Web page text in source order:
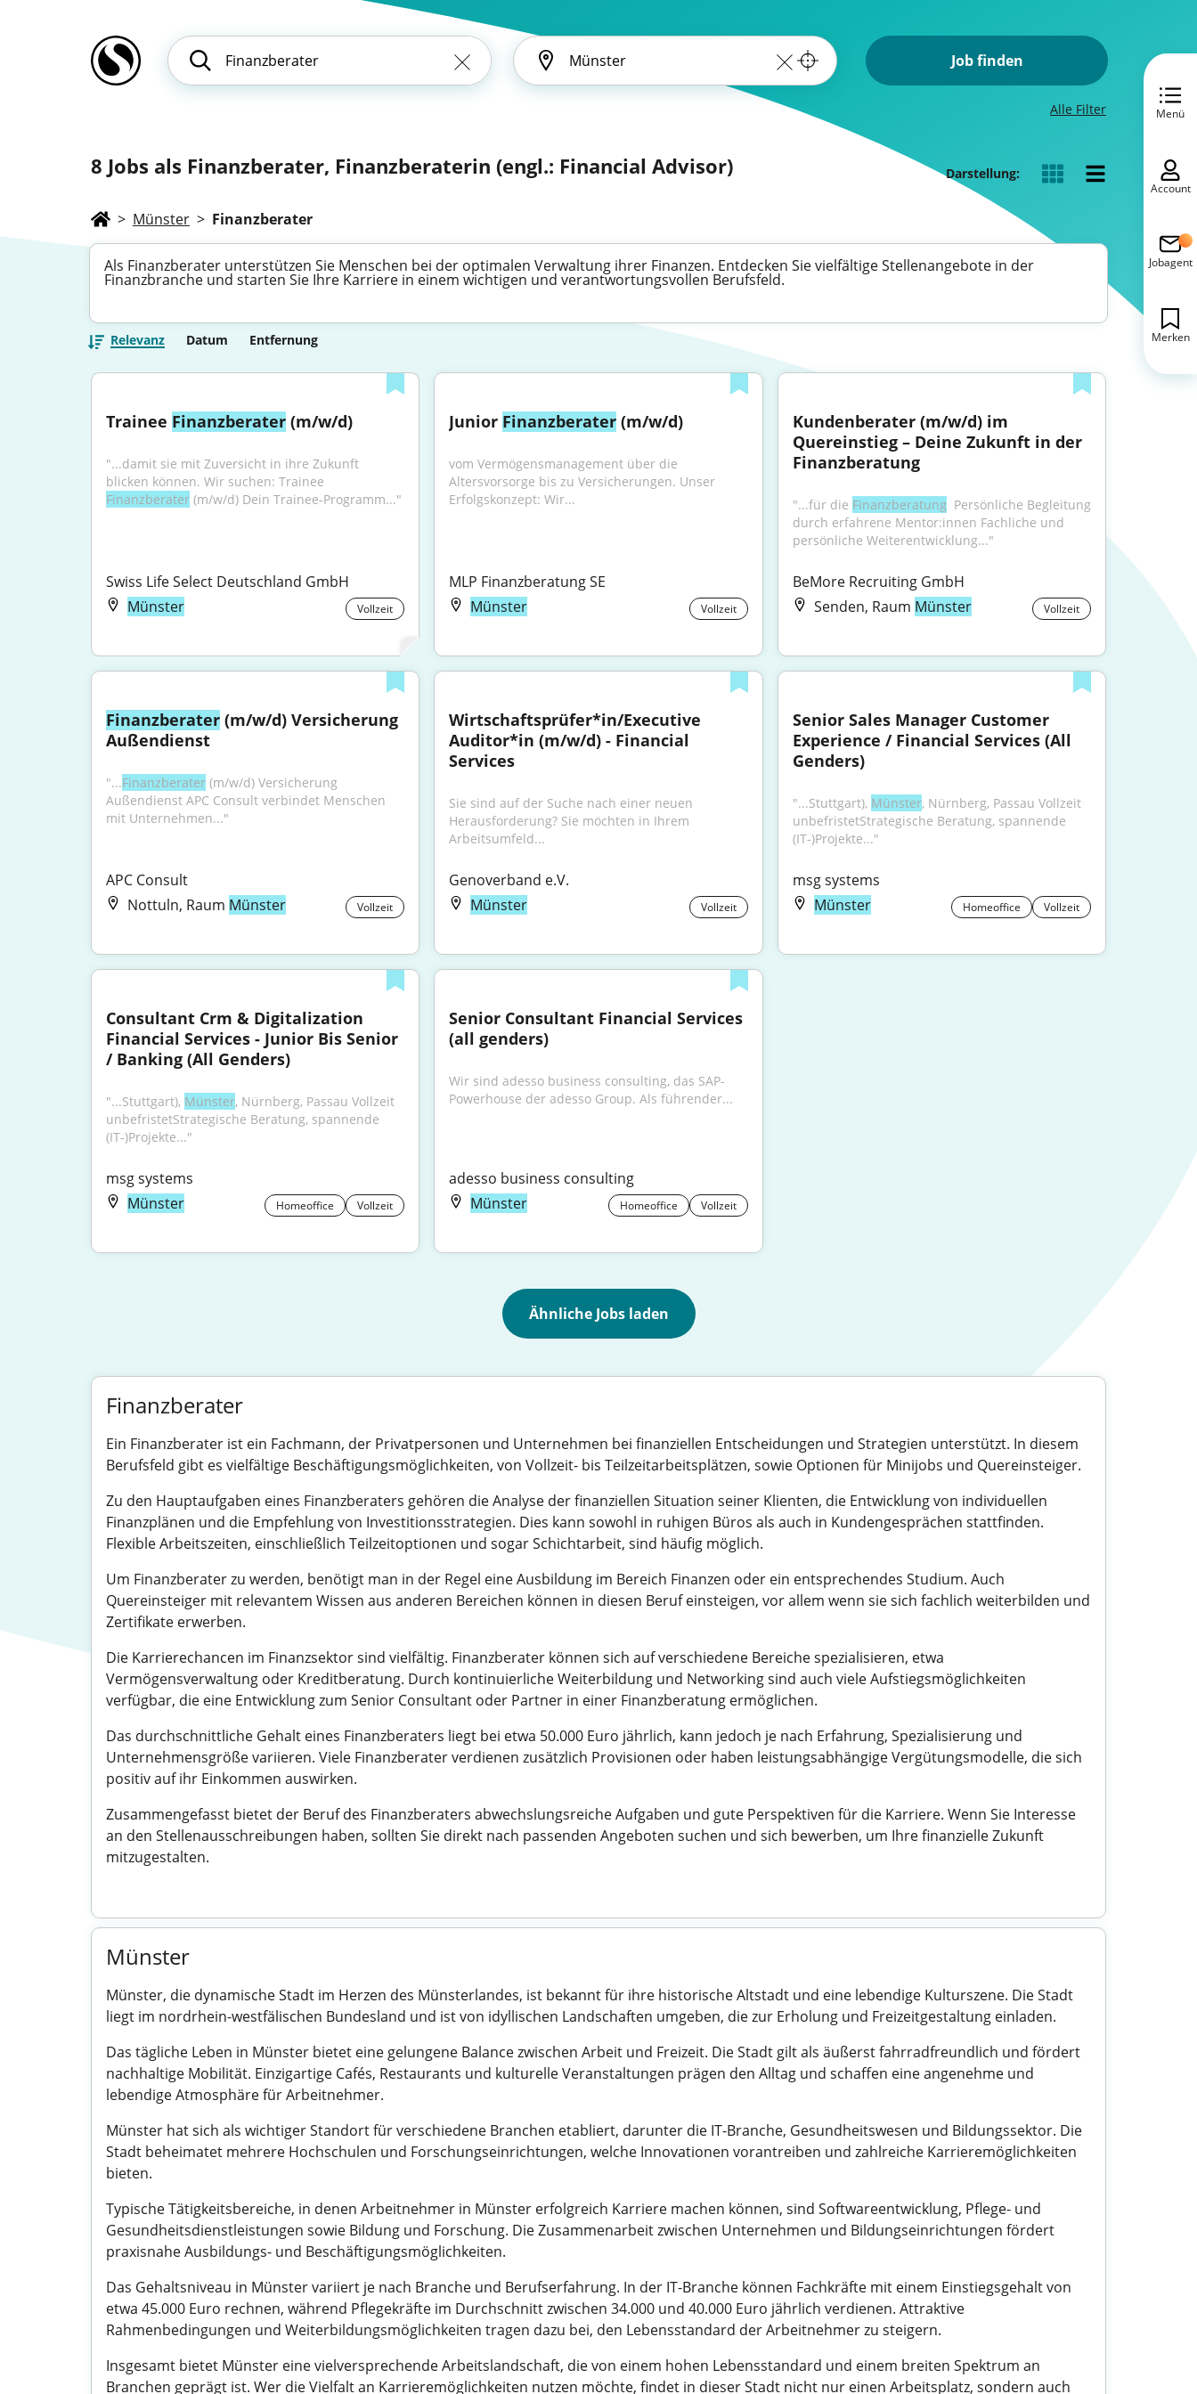
Job finden
Alle Filter
8 Jobs als Finanzberater, Finanzberaterin (engl.: Financial Advisor) Darstellung:
> Münster > Finanzberater
Als Finanzberater unterstützen Sie Menschen bei der optimalen Verwaltung ihrer Finanzen. Entdecken Sie vielfältige Stellenangebote in der
Finanzbranche und starten Sie Ihre Karriere in einem wichtigen und verantwortungsvollen Berufsfeld.
Relevanz Datum Entfernung
Trainee Finanzberater (m/w/d)
"...damit sie mit Zuversicht in ihre Zukunft
Finanzberater (m/w/d) Dein Trainee-Programm..."
Swiss Life Select Deutschland GmbH
Münster
Vollzeit
Junior Finanzberater (m/w/d)
vom Vermögensmanagement über die
Altersvorsorge bis zu Versicherungen. Unser
Erfolgskonzept: Wir...
MLP Finanzberatung SE
Münster
Vollzeit
Kundenberater (m/w/d) im
Quereinstieg – Deine Zukunft in der
Finanzberatung
"...für die Finanzberatung ‍ Persönliche Begleitung
durch erfahrene Mentor:innen Fachliche und
persönliche Weiterentwicklung..."
BeMore Recruiting GmbH
Senden, Raum Münster Vollzeit
Finanzberater (m/w/d) Versicherung
Außendienst
"...Finanzberater (m/w/d) Versicherung
Außendienst APC Consult verbindet Menschen
mit Unternehmen..."
APC Consult
Nottuln, Raum Münster Vollzeit
Wirtschaftsprüfer*in/Executive
Auditor*in (m/w/d) - Financial
Services
Sie sind auf der Suche nach einer neuen
Herausforderung? Sie möchten in Ihrem
Arbeitsumfeld...
Genoverband e.V.
Münster
Vollzeit
Senior Sales Manager Customer
Experience / Financial Services (All
Genders)
"...Stuttgart), Münster, Nürnberg, Passau Vollzeit
unbefristetStrategische Beratung, spannende
(IT-)Projekte..."
msg systems
Münster
Homeoffice Vollzeit
Consultant Crm & Digitalization
Financial Services - Junior Bis Senior
/ Banking (All Genders)
"...Stuttgart), Münster, Nürnberg, Passau Vollzeit
unbefristetStrategische Beratung, spannende
(IT-)Projekte..."
msg systems
Münster
Homeoffice Vollzeit
Senior Consultant Financial Services
(all genders)
Wir sind adesso business consulting, das SAP-
Powerhouse der adesso Group. Als führender...
adesso business consulting
Münster
Homeoffice Vollzeit
Ähnliche Jobs laden
Finanzberater
Ein Finanzberater ist ein Fachmann, der Privatpersonen und Unternehmen bei finanziellen Entscheidungen und Strategien unterstützt. In diesem
Berufsfeld gibt es vielfältige Beschäftigungsmöglichkeiten, von Vollzeit- bis Teilzeitarbeitsplätzen, sowie Optionen für Minijobs und Quereinsteiger.
Zu den Hauptaufgaben eines Finanzberaters gehören die Analyse der finanziellen Situation seiner Klienten, die Entwicklung von individuellen
Finanzplänen und die Empfehlung von Investitionsstrategien. Dies kann sowohl in ruhigen Büros als auch in Kundengesprächen stattfinden.
Flexible Arbeitszeiten, einschließlich Teilzeitoptionen und sogar Schichtarbeit, sind häufig möglich.
Um Finanzberater zu werden, benötigt man in der Regel eine Ausbildung im Bereich Finanzen oder ein entsprechendes Studium. Auch
Quereinsteiger mit relevantem Wissen aus anderen Bereichen können in diesen Beruf einsteigen, vor allem wenn sie sich fachlich weiterbilden und
Zertifikate erwerben.
Die Karrierechancen im Finanzsektor sind vielfältig. Finanzberater können sich auf verschiedene Bereiche spezialisieren, etwa
Vermögensverwaltung oder Kreditberatung. Durch kontinuierliche Weiterbildung und Networking sind auch viele Aufstiegsmöglichkeiten
verfügbar, die eine Entwicklung zum Senior Consultant oder Partner in einer Finanzberatung ermöglichen.
Das durchschnittliche Gehalt eines Finanzberaters liegt bei etwa 50.000 Euro jährlich, kann jedoch je nach Erfahrung, Spezialisierung und
Unternehmensgröße variieren. Viele Finanzberater verdienen zusätzlich Provisionen oder haben leistungsabhängige Vergütungsmodelle, die sich
positiv auf ihr Einkommen auswirken.
Zusammengefasst bietet der Beruf des Finanzberaters abwechslungsreiche Aufgaben und gute Perspektiven für die Karriere. Wenn Sie Interesse
an den Stellenausschreibungen haben, sollten Sie direkt nach passenden Angeboten suchen und sich bewerben, um Ihre finanzielle Zukunft
mitzugestalten.
Münster
Münster, die dynamische Stadt im Herzen des Münsterlandes, ist bekannt für ihre historische Altstadt und eine lebendige Kulturszene. Die Stadt
liegt im nordrhein-westfälischen Bundesland und ist von idyllischen Landschaften umgeben, die zur Erholung und Freizeitgestaltung einladen.
Das tägliche Leben in Münster bietet eine gelungene Balance zwischen Arbeit und Freizeit. Die Stadt gilt als äußerst fahrradfreundlich und fördert
nachhaltige Mobilität. Einzigartige Cafés, Restaurants und kulturelle Veranstaltungen prägen den Alltag und schaffen eine angenehme und
lebendige Atmosphäre für Arbeitnehmer.
Münster hat sich als wichtiger Standort für verschiedene Branchen etabliert, darunter die IT-Branche, Gesundheitswesen und Bildungssektor. Die
Stadt beheimatet mehrere Hochschulen und Forschungseinrichtungen, welche Innovationen vorantreiben und zahlreiche Karrieremöglichkeiten
bieten.
Typische Tätigkeitsbereiche, in denen Arbeitnehmer in Münster erfolgreich Karriere machen können, sind Softwareentwicklung, Pflege- und
Gesundheitsdienstleistungen sowie Bildung und Forschung. Die Zusammenarbeit zwischen Unternehmen und Bildungseinrichtungen fördert
praxisnahe Ausbildungs- und Beschäftigungsmöglichkeiten.
Das Gehaltsniveau in Münster variiert je nach Branche und Berufserfahrung. In der IT-Branche können Fachkräfte mit einem Einstiegsgehalt von
etwa 45.000 Euro rechnen, während Pflegekräfte im Durchschnitt zwischen 34.000 und 40.000 Euro jährlich verdienen. Attraktive
Rahmenbedingungen und Weiterbildungsmöglichkeiten tragen dazu bei, den Lebensstandard der Arbeitnehmer zu steigern.
Insgesamt bietet Münster eine vielversprechende Arbeitslandschaft, die von einem hohen Lebensstandard und einem breiten Spektrum an
Branchen geprägt ist. Wer die Vielfalt an Karrieremöglichkeiten nutzen möchte, findet in dieser Stadt nicht nur einen Arbeitsplatz, sondern auch
Menü
Account
Jobagent
Merken